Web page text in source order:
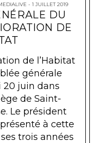
1 JUILLET 2019
DU
DE
de l’Habitat
générale
20 juin dans
de Saint-
Le président
à cette
trois années